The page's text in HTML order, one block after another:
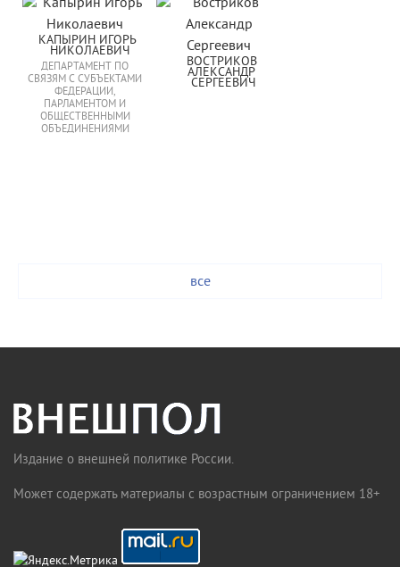
КАПЫРИН ИГОРЬ
НИКОЛАЕВИЧ
ДЕПАРТАМЕНТ ПО
СВЯЗЯМ С СУБЪЕКТАМИ
ФЕДЕРАЦИИ,
ПАРЛАМЕНТОМ И
ОБЩЕСТВЕННЫМИ
ОБЪЕДИНЕНИЯМИ
ВОСТРИКОВ
АЛЕКСАНДР
СЕРГЕЕВИЧ
все
Издание о внешней политике России.
Может содержать материалы с возрастным ограничением 18+